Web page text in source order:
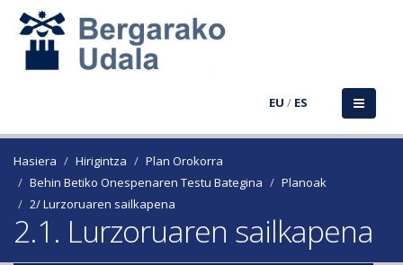
EU / ES
Hasiera Hirigintza
Plan Orokorra
Behin Betiko Onespenaren Testu Bategina
Planoak
2/ Lurzoruaren sailkapena
2.1. Lurzoruaren sailkapena